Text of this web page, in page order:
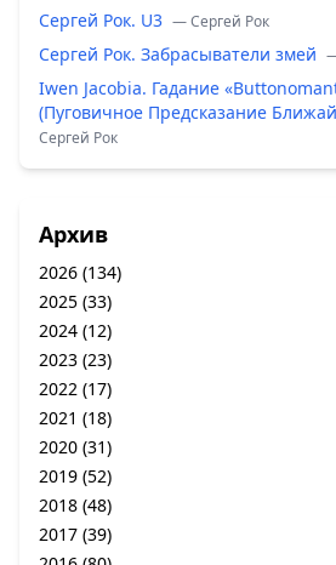
Сергей Рок. U3 — Сергей Рок
Сергей Рок. Забрасыватели змей
Iwen Jacobia. Гадание
(Пуговичное Предсказание
Сергей Рок
Архив
2026 (134)
2025 (33)
2024 (12)
2023 (23)
2022 (17)
2021 (18)
2020 (31)
2019 (52)
2018 (48)
2017 (39)